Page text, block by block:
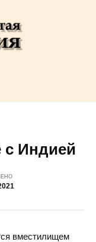
с Индией
вместилищем